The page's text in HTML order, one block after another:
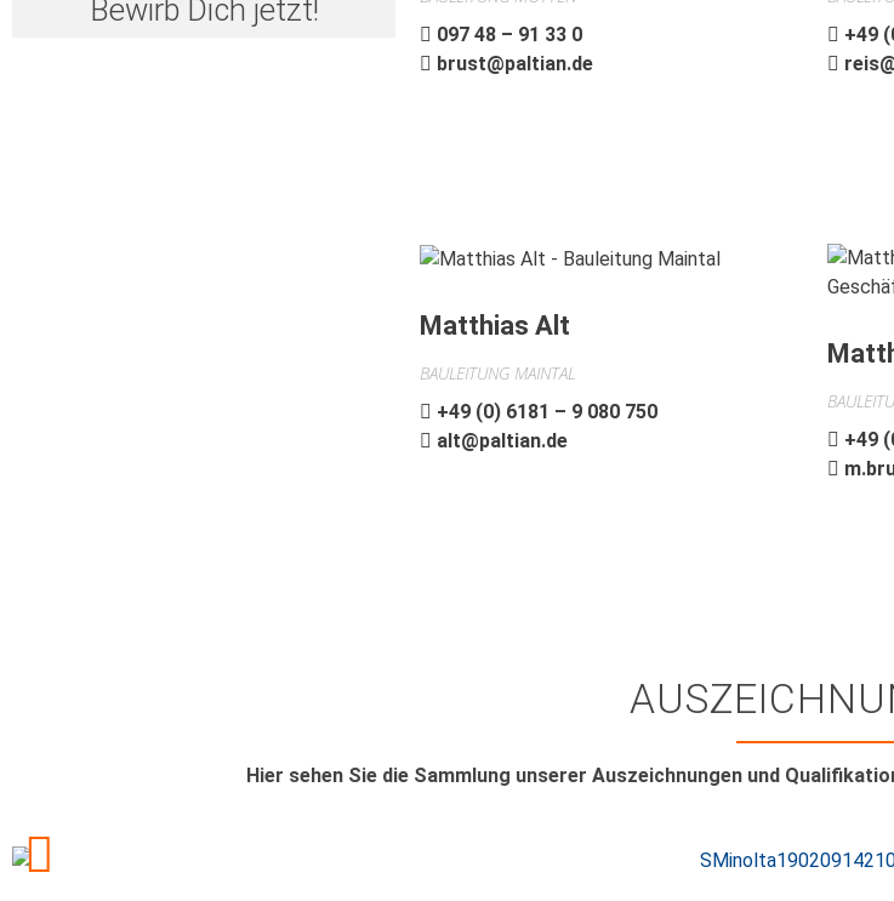
Bewirb Dich jetzt!
097 48 – 91 33 0
brust@paltian.de
+49
Matthias Alt
BAULEITUNG MAINTAL
+49 (0) 6181 – 9 080 750
alt@paltian.de
+49
Hier sehen Sie die Sammlung unserer Auszeichnungen und